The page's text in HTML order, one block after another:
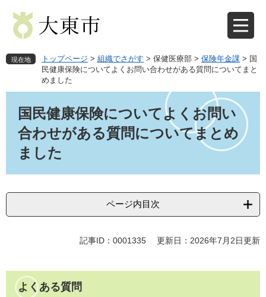
先
す
を
し
現在地 トップページ > 組織でさがす > 保健医療部 > 保険年金課 > 国
民健康保険についてよくお問い合わせがある質問についてまと
めました
国民健康保険についてよくお問い
合わせがある質問についてまとめ
ました
ページ内目次
記事ID：0001335 更新日：2026年7月2日更新
よくある質問